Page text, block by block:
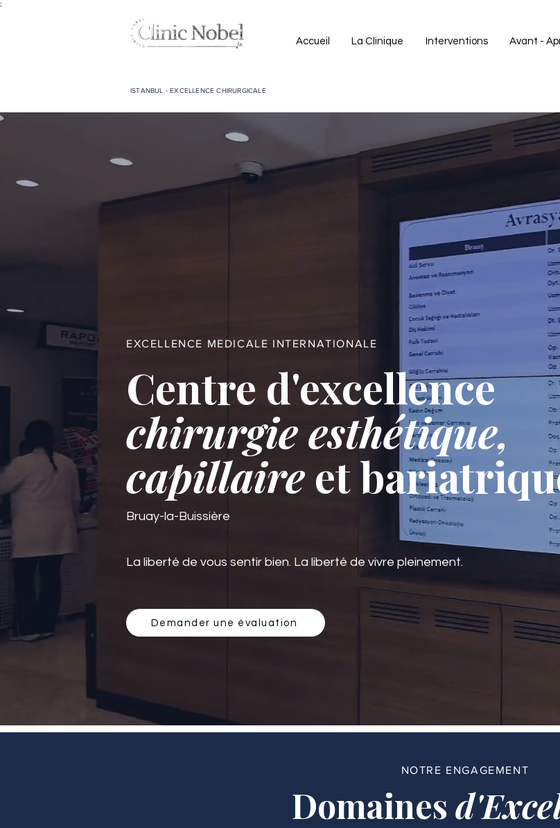
;
Accueil La Clinique Interventions Avant -
ISTANBUL - EXCELLENCE CHIRURGICALE
EXCELLENCE MEDICALE INTERNATIONALE
Centre d'excellence
chirurgie esthétique,
capillaire et
Bruay-la-Buissière
La liberté de vous sentir bien. La liberté de vivre pleinement.
Demander une évaluation
NOTRE ENGAGEMENT
Domaines